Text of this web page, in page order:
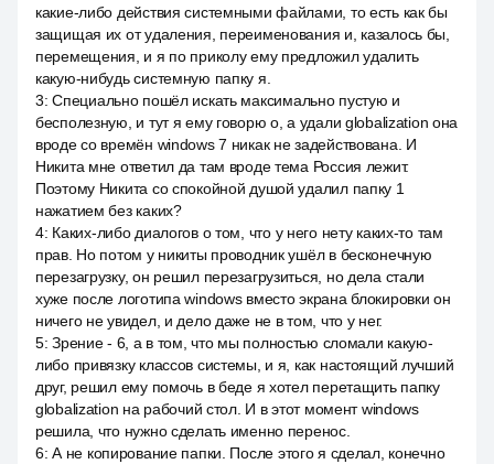
какие-либо действия системными файлами, то есть как бы
защищая их от удаления, переименования и, казалось бы,
перемещения, и я по приколу ему предложил удалить
какую-нибудь системную папку я.
3:Специально пошёл искать максимально пустую и
бесполезную, и тут я ему говорю о, а удали globalization она
вроде со времён windows 7 никак не задействована. И
Никита мне ответил да там вроде тема Россия лежит.
Поэтому Никита со спокойной душой удалил папку 1
нажатием без каких?
4: Каких-либо диалогов о том, что у него нету каких-то там
прав. Но потом у никиты проводник ушёл в бесконечную
перезагрузку, он решил перезагрузиться, но дела стали
хуже после логотипа windows вместо экрана блокировки он
ничего не увидел, и дело даже не в том, что у нег.
5:Зрение - 6, а в том, что мы полностью сломали какую-
либо привязку классов системы, и я, как настоящий лучший
друг, решил ему помочь в беде я хотел перетащить папку
globalization на рабочий стол. И в этот момент windows
решила, что нужно сделать именно перенос.
6:А не копирование папки. После этого я сделал, конечно